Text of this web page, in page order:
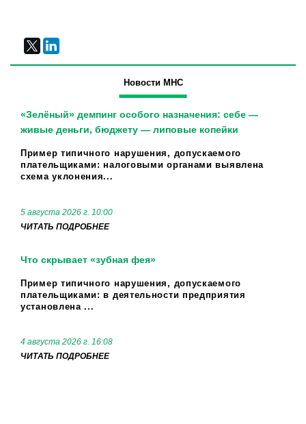
Новости МНС
«Зелёный» демпинг особого назначения: себе —
живые деньги, бюджету — липовые копейки
Пример типичного нарушения, допускаемого
плательщиками: налоговыми органами выявлена
схема уклонения...
5 августа 2026 г. 10:00
ЧИТАТЬ ПОДРОБНЕЕ
Что скрывает «зубная фея»
Пример типичного нарушения, допускаемого
плательщиками: в деятельности предприятия
установлена ...
4 августа 2026 г. 16:08
ЧИТАТЬ ПОДРОБНЕЕ